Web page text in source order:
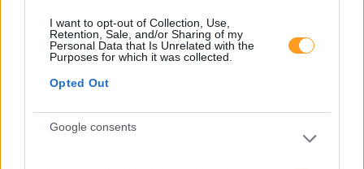
I want to opt-out of Collection, Use,
Retention, Sale, and/or Sharing of my
Personal Data that Is Unrelated with the
Purposes for which it was collected.
Opted Out
Google consents
produtividade
O futuro dos líderes é
dados e os dados
exigem pensamento
crítico